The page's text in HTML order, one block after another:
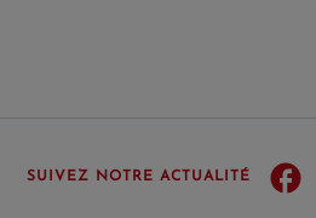
SUIVEZ NOTRE ACTUALITÉ